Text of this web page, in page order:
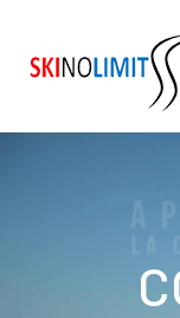
SkiNoLimit
Solo Disfruta